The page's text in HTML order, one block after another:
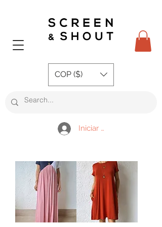
Iniciar sesión
COP ($)